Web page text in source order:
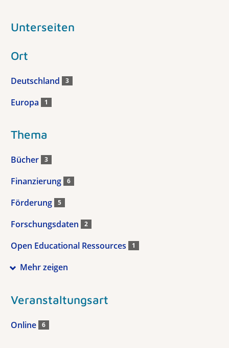
Unterseiten
Ort
Deutschland 3
Europa 1
Thema
Bücher 3
Finanzierung 6
Förderung 5
Forschungsdaten 2
Open Educational Ressources 1
Mehr zeigen
Veranstaltungsart
Online 6